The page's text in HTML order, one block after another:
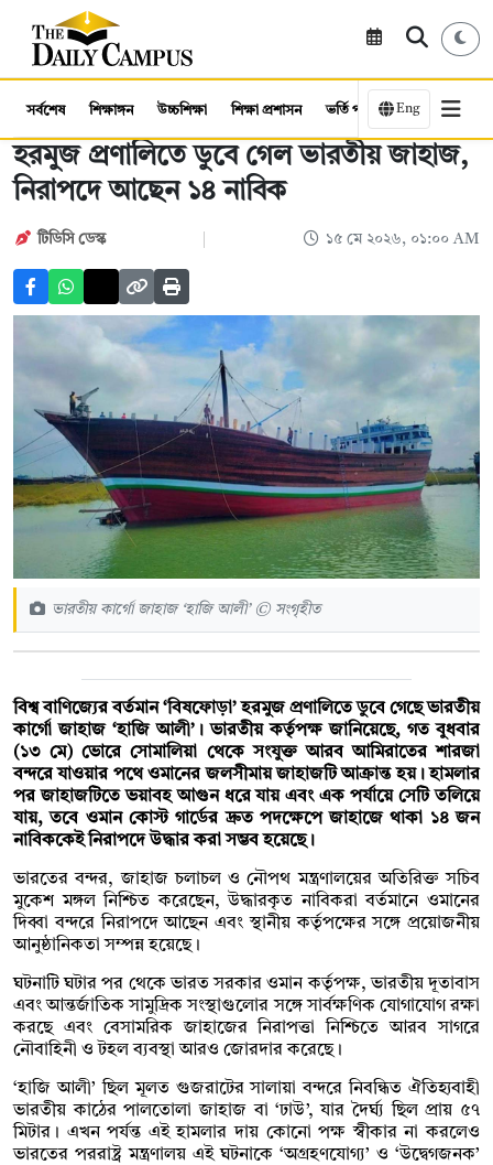
সর্বশেষ শিক্ষাঙ্গন উচ্চশিক্ষা শিক্ষা প্রশাসন ভর্তি পরীক্ষা কর্মসংস্থান
Eng
হরমুজ প্রণালিতে ডুবে গেল ভারতীয় জাহাজ,
নিরাপদে আছেন ১৪ নাবিক
টিডিসি ডেস্ক ১৫ মে ২০২৬, ০১:০০ AM
ভারতীয় কার্গো জাহাজ ‘হাজি আলী’ © সংগৃহীত
বিশ্ব বাণিজ্যের বর্তমান ‘বিষফোড়া’ হরমুজ প্রণালিতে ডুবে গেছে ভারতীয়
কার্গো জাহাজ ‘হাজি আলী’। ভারতীয় কর্তৃপক্ষ জানিয়েছে, গত বুধবার
(১৩ মে) ভোরে সোমালিয়া থেকে সংযুক্ত আরব আমিরাতের শারজা
বন্দরে যাওয়ার পথে ওমানের জলসীমায় জাহাজটি আক্রান্ত হয়। হামলার
পর জাহাজটিতে ভয়াবহ আগুন ধরে যায় এবং এক পর্যায়ে সেটি তলিয়ে
যায়, তবে ওমান কোস্ট গার্ডের দ্রুত পদক্ষেপে জাহাজে থাকা ১৪ জন
নাবিককেই নিরাপদে উদ্ধার করা সম্ভব হয়েছে।
ভারতের বন্দর, জাহাজ চলাচল ও নৌপথ মন্ত্রণালয়ের অতিরিক্ত সচিব
মুকেশ মঙ্গল নিশ্চিত করেছেন, উদ্ধারকৃত নাবিকরা বর্তমানে ওমানের
দিব্বা বন্দরে নিরাপদে আছেন এবং স্থানীয় কর্তৃপক্ষের সঙ্গে প্রয়োজনীয়
আনুষ্ঠানিকতা সম্পন্ন হয়েছে।
ঘটনাটি ঘটার পর থেকে ভারত সরকার ওমান কর্তৃপক্ষ, ভারতীয় দূতাবাস
এবং আন্তর্জাতিক সামুদ্রিক সংস্থাগুলোর সঙ্গে সার্বক্ষণিক যোগাযোগ রক্ষা
করছে এবং বেসামরিক জাহাজের নিরাপত্তা নিশ্চিতে আরব সাগরে
নৌবাহিনী ও টহল ব্যবস্থা আরও জোরদার করেছে।
‘হাজি আলী’ ছিল মূলত গুজরাটের সালায়া বন্দরে নিবন্ধিত ঐতিহ্যবাহী
ভারতীয় কাঠের পালতোলা জাহাজ বা ‘ঢাউ’, যার দৈর্ঘ্য ছিল প্রায় ৫৭
মিটার। এখন পর্যন্ত এই হামলার দায় কোনো পক্ষ স্বীকার না করলেও
ভারতের পররাষ্ট্র মন্ত্রণালয় এই ঘটনাকে ‘অগ্রহণযোগ্য’ ও ‘উদ্বেগজনক’